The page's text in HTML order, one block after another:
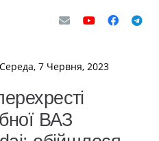
7 Червня, 2023
ВАЗ